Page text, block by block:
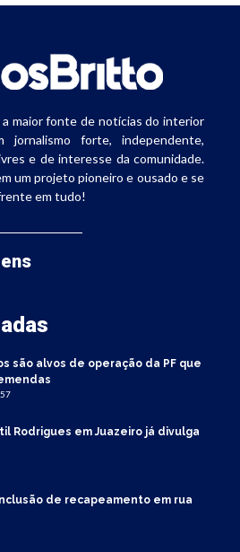
maior fonte de notícias do interior
jornalismo forte, independente,
e de interesse da comunidade.
um projeto pioneiro e ousado e se
em tudo!
são alvos de operação da PF que
Rodrigues em Juazeiro já divulga
de recapeamento em rua